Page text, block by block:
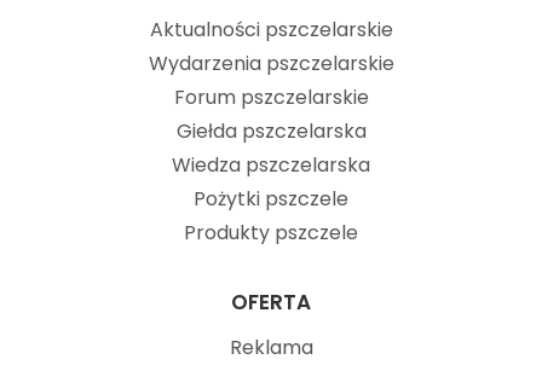
Aktualności pszczelarskie
Wydarzenia pszczelarskie
Forum pszczelarskie
Giełda pszczelarska
Wiedza pszczelarska
Pożytki pszczele
Produkty pszczele
OFERTA
Reklama